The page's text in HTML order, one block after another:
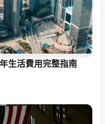
生活費用完整指南